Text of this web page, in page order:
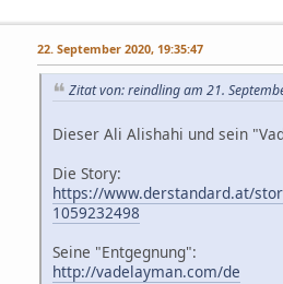
22. September 2020, 19:35:47
Zitat von: reindling am 21.
Dieser Ali Alishahi und sein
Die Story:
https://www.derstandard.at/
1059232498
Seine "Entgegnung":
http://vadelayman.com/de